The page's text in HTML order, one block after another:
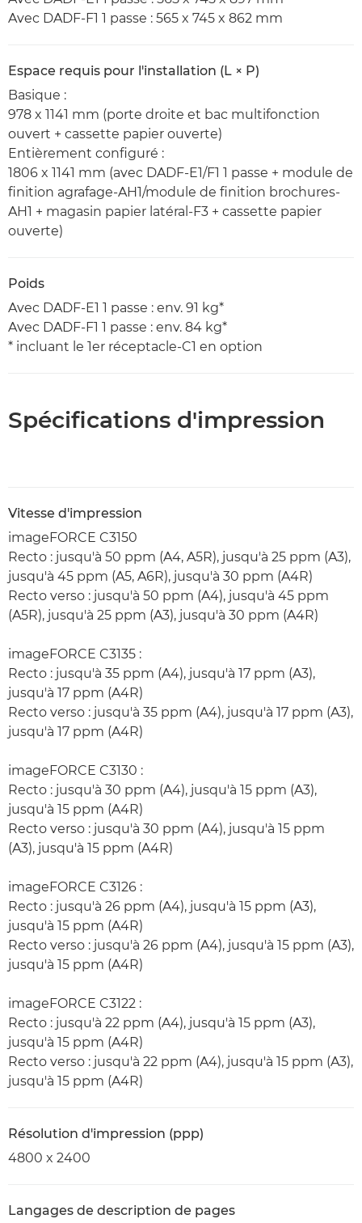
Avec DADF-F1 1 passe : 565 x 745 x 862 mm
Espace requis pour l'installation (L × P)
Basique :
978 x 1141 mm (porte droite et bac multifonction
ouvert + cassette papier ouverte)
Entièrement configuré :
1806 x 1141 mm (avec DADF-E1/F1 1 passe + module de
finition agrafage-AH1/module de finition brochures-
AH1 + magasin papier latéral-F3 + cassette papier
ouverte)
Poids
Avec DADF-E1 1 passe : env. 91 kg*
Avec DADF-F1 1 passe : env. 84 kg*
* incluant le 1er réceptacle-C1 en option
Spécifications d'impression
Vitesse d'impression
imageFORCE C3150
Recto : jusqu'à 50 ppm (A4, A5R), jusqu'à 25 ppm (A3),
jusqu'à 45 ppm (A5, A6R), jusqu'à 30 ppm (A4R)
Recto verso : jusqu'à 50 ppm (A4), jusqu'à 45 ppm
(A5R), jusqu'à 25 ppm (A3), jusqu'à 30 ppm (A4R)
imageFORCE C3135 :
Recto : jusqu'à 35 ppm (A4), jusqu'à 17 ppm (A3),
jusqu'à 17 ppm (A4R)
Recto verso : jusqu'à 35 ppm (A4), jusqu'à 17 ppm (A3),
jusqu'à 17 ppm (A4R)
imageFORCE C3130 :
Recto : jusqu'à 30 ppm (A4), jusqu'à 15 ppm (A3),
jusqu'à 15 ppm (A4R)
Recto verso : jusqu'à 30 ppm (A4), jusqu'à 15 ppm
(A3), jusqu'à 15 ppm (A4R)
imageFORCE C3126 :
Recto : jusqu'à 26 ppm (A4), jusqu'à 15 ppm (A3),
jusqu'à 15 ppm (A4R)
Recto verso : jusqu'à 26 ppm (A4), jusqu'à 15 ppm (A3),
jusqu'à 15 ppm (A4R)
imageFORCE C3122 :
Recto : jusqu'à 22 ppm (A4), jusqu'à 15 ppm (A3),
jusqu'à 15 ppm (A4R)
Recto verso : jusqu'à 22 ppm (A4), jusqu'à 15 ppm (A3),
jusqu'à 15 ppm (A4R)
Résolution d'impression (ppp)
4800 x 2400
Langages de description de pages